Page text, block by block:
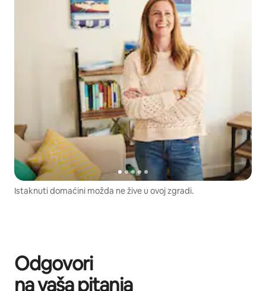
Istaknuti domaćini možda ne žive u ovoj zgradi.
Odgovori
na vaša pitanja